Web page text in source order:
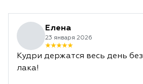
Елена
23 января 2026
Кудри держатся весь день без
лака!